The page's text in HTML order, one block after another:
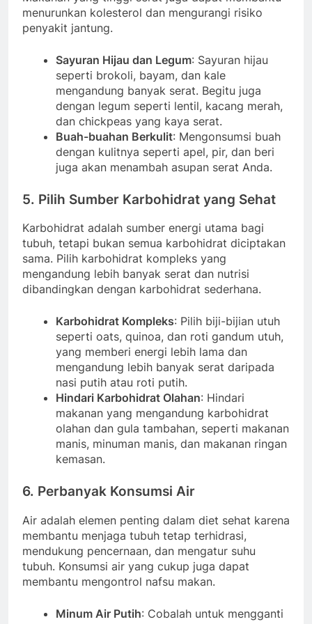
menurunkan kolesterol dan mengurangi risiko
penyakit jantung.
Sayuran Hijau dan Legum: Sayuran hijau
seperti brokoli, bayam, dan kale
mengandung banyak serat. Begitu juga
dengan legum seperti lentil, kacang merah,
dan chickpeas yang kaya serat.
Buah-buahan Berkulit: Mengonsumsi buah
dengan kulitnya seperti apel, pir, dan beri
juga akan menambah asupan serat Anda.
5. Pilih Sumber Karbohidrat yang Sehat
Karbohidrat adalah sumber energi utama bagi
tubuh, tetapi bukan semua karbohidrat diciptakan
sama. Pilih karbohidrat kompleks yang
mengandung lebih banyak serat dan nutrisi
dibandingkan dengan karbohidrat sederhana.
Karbohidrat Kompleks: Pilih biji-bijian utuh
seperti oats, quinoa, dan roti gandum utuh,
yang memberi energi lebih lama dan
mengandung lebih banyak serat daripada
nasi putih atau roti putih.
Hindari Karbohidrat Olahan: Hindari
makanan yang mengandung karbohidrat
olahan dan gula tambahan, seperti makanan
manis, minuman manis, dan makanan ringan
kemasan.
6. Perbanyak Konsumsi Air
Air adalah elemen penting dalam diet sehat karena
membantu menjaga tubuh tetap terhidrasi,
mendukung pencernaan, dan mengatur suhu
tubuh. Konsumsi air yang cukup juga dapat
membantu mengontrol nafsu makan.
Minum Air Putih: Cobalah untuk mengganti